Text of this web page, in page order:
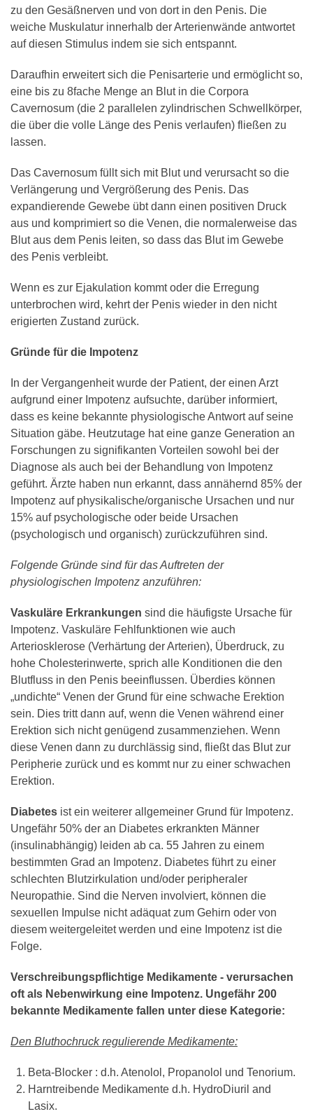
zu den Gesäßnerven und von dort in den Penis. Die
weiche Muskulatur innerhalb der Arterienwände antwortet
auf diesen Stimulus indem sie sich entspannt.
Daraufhin erweitert sich die Penisarterie und ermöglicht so,
eine bis zu 8fache Menge an Blut in die Corpora
Cavernosum (die 2 parallelen zylindrischen Schwellkörper,
die über die volle Länge des Penis verlaufen) fließen zu
lassen.
Das Cavernosum füllt sich mit Blut und verursacht so die
Verlängerung und Vergrößerung des Penis. Das
expandierende Gewebe übt dann einen positiven Druck
aus und komprimiert so die Venen, die normalerweise das
Blut aus dem Penis leiten, so dass das Blut im Gewebe
des Penis verbleibt.
Wenn es zur Ejakulation kommt oder die Erregung
unterbrochen wird, kehrt der Penis wieder in den nicht
erigierten Zustand zurück.
Gründe für die Impotenz
In der Vergangenheit wurde der Patient, der einen Arzt
aufgrund einer Impotenz aufsuchte, darüber informiert,
dass es keine bekannte physiologische Antwort auf seine
Situation gäbe. Heutzutage hat eine ganze Generation an
Forschungen zu signifikanten Vorteilen sowohl bei der
Diagnose als auch bei der Behandlung von Impotenz
geführt. Ärzte haben nun erkannt, dass annähernd 85% der
Impotenz auf physikalische/organische Ursachen und nur
15% auf psychologische oder beide Ursachen
(psychologisch und organisch) zurückzuführen sind.
Folgende Gründe sind für das Auftreten der
physiologischen Impotenz anzuführen:
Vaskuläre Erkrankungen sind die häufigste Ursache für
Impotenz. Vaskuläre Fehlfunktionen wie auch
Arteriosklerose (Verhärtung der Arterien), Überdruck, zu
hohe Cholesterinwerte, sprich alle Konditionen die den
Blutfluss in den Penis beeinflussen. Überdies können
„undichte“ Venen der Grund für eine schwache Erektion
sein. Dies tritt dann auf, wenn die Venen während einer
Erektion sich nicht genügend zusammenziehen. Wenn
diese Venen dann zu durchlässig sind, fließt das Blut zur
Peripherie zurück und es kommt nur zu einer schwachen
Erektion.
Diabetes ist ein weiterer allgemeiner Grund für Impotenz.
Ungefähr 50% der an Diabetes erkrankten Männer
(insulinabhängig) leiden ab ca. 55 Jahren zu einem
bestimmten Grad an Impotenz. Diabetes führt zu einer
schlechten Blutzirkulation und/oder peripheraler
Neuropathie. Sind die Nerven involviert, können die
sexuellen Impulse nicht adäquat zum Gehirn oder von
diesem weitergeleitet werden und eine Impotenz ist die
Folge.
Verschreibungspflichtige Medikamente - verursachen
oft als Nebenwirkung eine Impotenz. Ungefähr 200
bekannte Medikamente fallen unter diese Kategorie:
Den Bluthochruck regulierende Medikamente:
Beta-Blocker : d.h. Atenolol, Propanolol und Tenorium.
Harntreibende Medikamente d.h. HydroDiuril and
Lasix.